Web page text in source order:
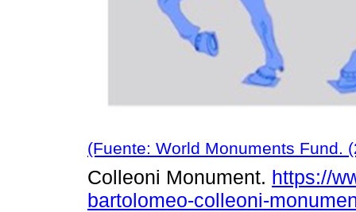
(Fuente: World Monuments Fund.
Colleoni Monument. https://
bartolomeo-colleoni-